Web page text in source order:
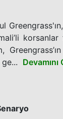
korsanlar
Devamını